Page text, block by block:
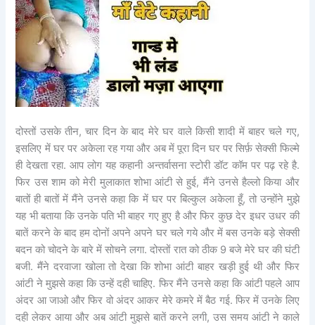
दोस्तों उसके तीन, चार दिन के बाद मेरे घर वाले किसी शादी में बाहर चले गए,
इसलिए में घर पर अकेला रह गया और अब में पूरा दिन घर पर सिर्फ़ सेक्सी फिल्मे
ही देखता रहा. आप लोग यह कहानी अन्तर्वासना स्टोरी डॉट कॉम पर पढ़ रहे है.
फिर उस शाम को मेरी मुलाकात शोभा आंटी से हुई, मैंने उनसे हैल्लो किया और
बातों ही बातों में मैंने उनसे कहा कि में घर पर बिल्कुल अकेला हूँ, तो उन्होंने मुझे
यह भी बताया कि उनके पति भी बाहर गए हुए है और फिर कुछ देर इधर उधर की
बातें करने के बाद हम दोनों अपने अपने घर चले गये और में बस उनके बड़े सेक्सी
बदन को चोदने के बारे में सोचने लगा. दोस्तों रात को ठीक 9 बजे मेरे घर की घंटी
बजी. मैंने दरवाजा खोला तो देखा कि शोभा आंटी बाहर खड़ी हुई थी और फिर
आंटी ने मुझसे कहा कि उन्हें दही चाहिए. फिर मैंने उनसे कहा कि आंटी पहले आप
अंदर आ जाओ और फिर वो अंदर आकर मेरे कमरे में बैठ गई. फिर में उनके लिए
दही लेकर आया और अब आंटी मुझसे बातें करने लगी, उस समय आंटी ने काले